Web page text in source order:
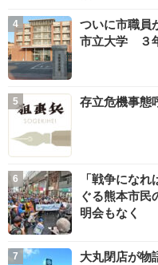
ついに市職員
市立大学 ３
存立危機事態
「戦争にな
ぐる熊本市
明会もなく
大丸閉店が